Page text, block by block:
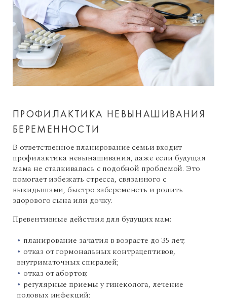
ПРОФИЛАКТИКА НЕВЫНАШИВАНИЯ
БЕРЕМЕННОСТИ
В ответственное планирование семьи входит
профилактика невынашивания, даже если будущая
мама не сталкивалась с подобной проблемой. Это
помогает избежать стресса, связанного с
выкидышами, быстро забеременеть и родить
здорового сына или дочку.
Превентивные действия для будущих мам:
планирование зачатия в возрасте до 35 лет;
отказ от гормональных контрацептивов,
внутриматочных спиралей;
отказ от абортов;
регулярные приемы у гинеколога, лечение
половых инфекций;